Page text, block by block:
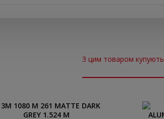
З цим товаром купують